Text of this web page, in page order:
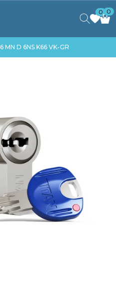
0 0
MN D 6NS K66 VK-GR